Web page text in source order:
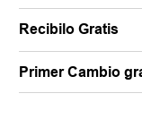
Recibilo Gratis
Primer Cambio